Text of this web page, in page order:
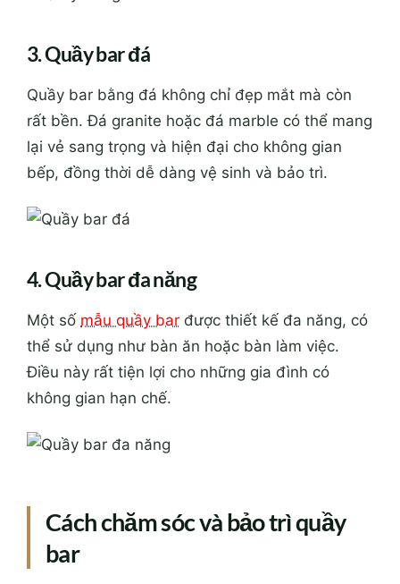
3. Quầy bar đá
Quầy bar bằng đá không chỉ đẹp mắt mà còn
rất bền. Đá granite hoặc đá marble có thể mang
lại vẻ sang trọng và hiện đại cho không gian
bếp, đồng thời dễ dàng vệ sinh và bảo trì.
4. Quầy bar đa năng
Một số mẫu quầy bar được thiết kế đa năng, có
thể sử dụng như bàn ăn hoặc bàn làm việc.
Điều này rất tiện lợi cho những gia đình có
không gian hạn chế.
Cách chăm sóc và bảo trì quầy
bar